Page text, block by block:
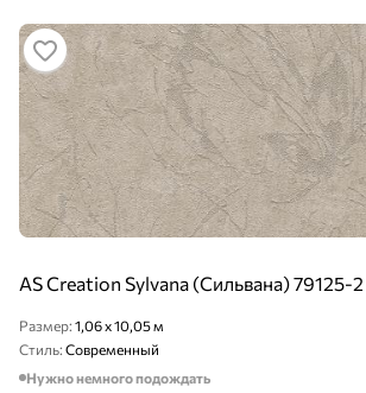
AS Creation Sylvana (Сильвана) 79125-2
Размер: 1,06 x 10,05 м
Стиль: Современный
Нужно немного подождать